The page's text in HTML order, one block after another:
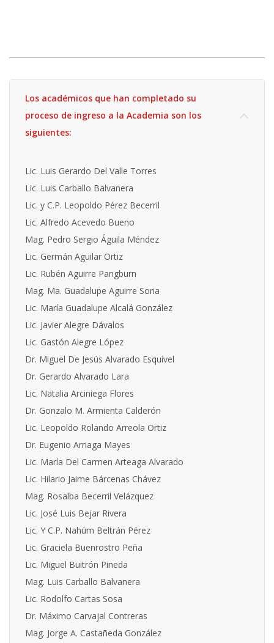
Los académicos que han completado su
proceso de ingreso a la Academia son los
siguientes:
Lic. Luis Gerardo Del Valle Torres
Lic. Luis Carballo Balvanera
Lic. y C.P. Leopoldo Pérez Becerril
Lic. Alfredo Acevedo Bueno
Mag. Pedro Sergio Águila Méndez
Lic. Germán Aguilar Ortiz
Lic. Rubén Aguirre Pangburn
Mag. Ma. Guadalupe Aguirre Soria
Lic. María Guadalupe Alcalá González
Lic. Javier Alegre Dávalos
Lic. Gastón Alegre López
Dr. Miguel De Jesús Alvarado Esquivel
Dr. Gerardo Alvarado Lara
Lic. Natalia Arciniega Flores
Dr. Gonzalo M. Armienta Calderón
Lic. Leopoldo Rolando Arreola Ortiz
Dr. Eugenio Arriaga Mayes
Lic. María Del Carmen Arteaga Alvarado
Lic. Hilario Jaime Bárcenas Chávez
Mag. Rosalba Becerril Velázquez
Lic. José Luis Bejar Rivera
Lic. Y C.P. Nahúm Beltrán Pérez
Lic. Graciela Buenrostro Peña
Lic. Miguel Buitrón Pineda
Mag. Luis Carballo Balvanera
Lic. Rodolfo Cartas Sosa
Dr. Máximo Carvajal Contreras
Mag. Jorge A. Castañeda González